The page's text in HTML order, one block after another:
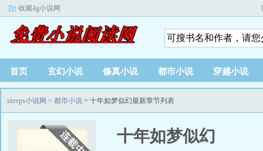
收藏4g小说网
首页 玄幻小说 修真小说 都市小说 穿越小说
stovps小说网 > 都市小说 > 十年如梦似幻最新章节列表
十年如梦似幻